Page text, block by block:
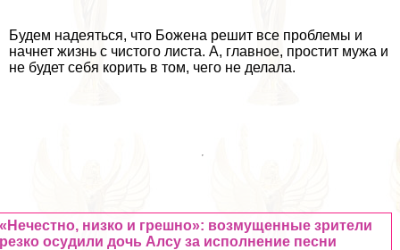
Будем надеяться, что Божена решит все проблемы и
начнет жизнь с чистого листа. А, главное, простит мужа и
не будет себя корить в том, чего не делала.
«Нечестно, низко и грешно»: возмущенные зрители
резко осудили дочь Алсу за исполнение песни